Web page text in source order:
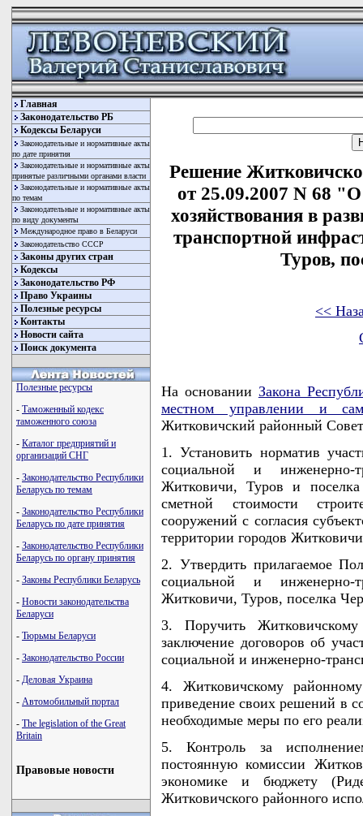
Главная
Законодательство РБ
Кодексы Беларуси
Законодательные и нормативные акты
по дате принятия
Законодательные и нормативные акты
принятые различными органами власти
Законодательные и нормативные акты
по темам
Законодательные и нормативные акты
по виду документы
Международное право в Беларуси
Законодательство СССР
Законы других стран
Кодексы
Законодательство РФ
Право Украины
Полезные ресурсы
Контакты
Новости сайта
Поиск документа
Полезные ресурсы
- Таможенный кодекс
таможенного союза
- Каталог предприятий и
организаций СНГ
- Законодательство Республики
Беларусь по темам
- Законодательство Республики
Беларусь по дате принятия
- Законодательство Республики
Беларусь по органу принятия
- Законы Республики Беларусь
- Новости законодательства
Беларуси
- Тюрьмы Беларуси
- Законодательство России
- Деловая Украина
- Автомобильный портал
- The legislation of the Great
Britain
Правовые новости
Решение
от 25.09.2007 N 68 "О
хозяйствования в
транспортной
Туров,
<<
На основании Закона
местном управлении и
Житковичский районный
1. Установить норматив
социальной и инженерно-
Житковичи, Туров и
сметной стоимости
сооружений с согласия
территории городов
2. Утвердить прилагаемое
социальной и инженерно-
Житковичи, Туров, поселка
3. Поручить Житковичскому
заключение договоров об
социальной и инженерно-
4. Житковичскому
приведение своих решений в
необходимые меры по его
5. Контроль за
постоянную комиссии
экономике и бюджету
Житковичского районного